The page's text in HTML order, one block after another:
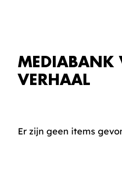
MEDIABANK
VERHAAL
Er zijn geen items